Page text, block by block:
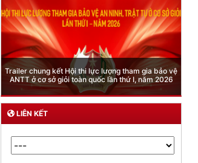
Phòng Quản lý xuất nhập cảnh: Hướng dẫn những
quy định mới trong lĩnh vực xuất cảnh, nhập cảnh
của công dân việt nam từ ngày 01/7/2026
LIÊN KẾT